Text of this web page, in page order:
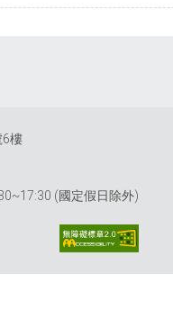
6樓
(國定假日除外)